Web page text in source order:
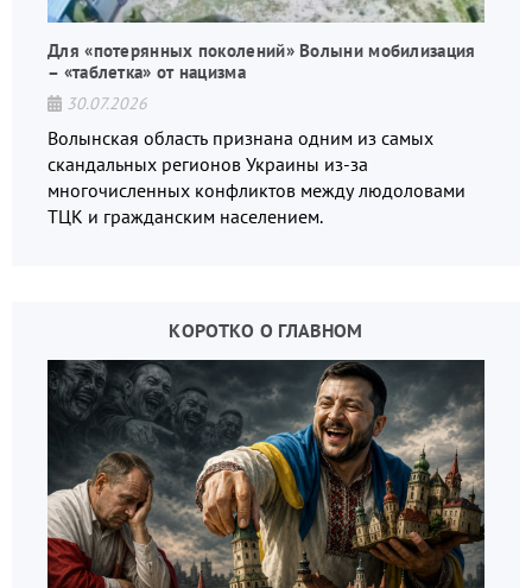
Для «потерянных поколений» Волыни мобилизация
– «таблетка» от нацизма
30.07.2026
Волынская область признана одним из самых
скандальных регионов Украины из-за
многочисленных конфликтов между людоловами
ТЦК и гражданским населением.
КОРОТКО О ГЛАВНОМ